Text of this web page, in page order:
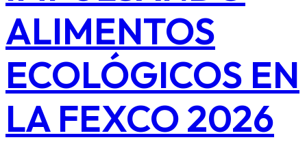
ALIMENTOS
ECOLÓGICOS EN
LA FEXCO 2026